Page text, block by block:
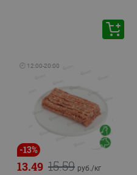
🕘 12:00-20:00
-13%
15.59
13.49 руб./кг